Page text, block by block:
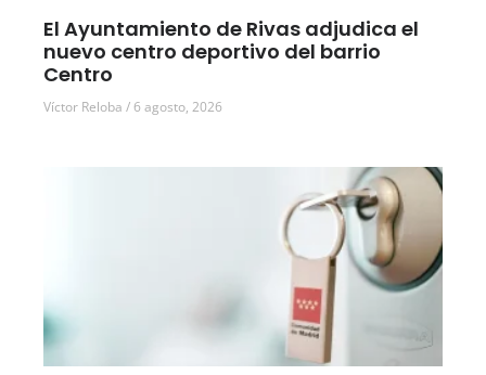
El Ayuntamiento de Rivas adjudica el
nuevo centro deportivo del barrio
Centro
Víctor Reloba 6 agosto, 2026